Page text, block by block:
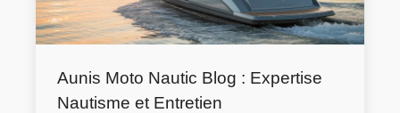
Aunis Moto Nautic Blog : Expertise
Nautisme et Entretien